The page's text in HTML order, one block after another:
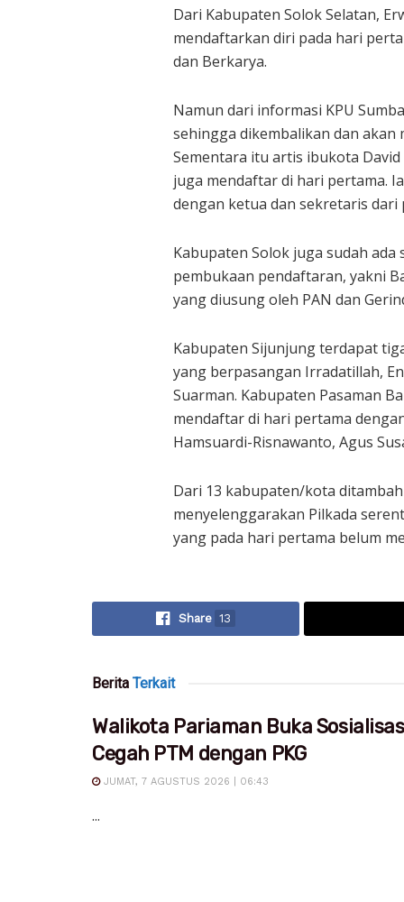
Dari Kabupaten Solok Selatan,
mendaftarkan diri pada hari
dan Berkarya.
Namun dari informasi KPU
sehingga dikembalikan dan akan
Sementara itu artis ibukota
juga mendaftar di hari pertama.
dengan ketua dan sekretaris
Kabupaten Solok juga sudah
pembukaan pendaftaran, yakni
yang diusung oleh PAN dan
Kabupaten Sijunjung terdapat
yang berpasangan Irradatillah,
Suarman. Kabupaten Pasaman
mendaftar di hari pertama
Hamsuardi-Risnawanto, Agus
Dari 13 kabupaten/kota
menyelenggarakan Pilkada
yang pada hari pertama belum
Share 13
Berita Terkait
Walikota Pariaman Buka
Cegah PTM dengan PKG
JUMAT, 7 AGUSTUS 2026 | 06:43
...